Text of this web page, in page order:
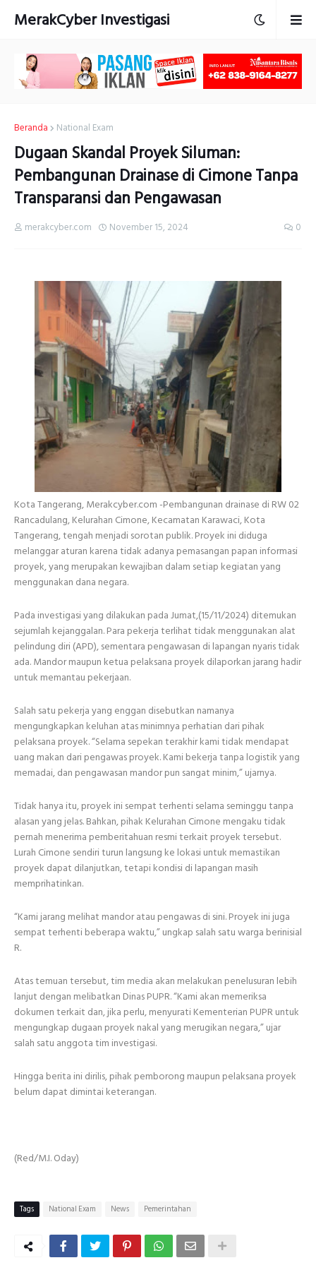
MerakCyber Investigasi
Beranda National Exam
Dugaan Skandal Proyek Siluman:
Pembangunan Drainase di Cimone Tanpa
Transparansi dan Pengawasan
merakcyber.com November 15, 2024 0
Kota Tangerang, Merakcyber.com -Pembangunan drainase di RW 02
Rancadulang, Kelurahan Cimone, Kecamatan Karawaci, Kota
Tangerang, tengah menjadi sorotan publik. Proyek ini diduga
melanggar aturan karena tidak adanya pemasangan papan informasi
proyek, yang merupakan kewajiban dalam setiap kegiatan yang
menggunakan dana negara.
Pada investigasi yang dilakukan pada Jumat,(15/11/2024) ditemukan
sejumlah kejanggalan. Para pekerja terlihat tidak menggunakan alat
pelindung diri (APD), sementara pengawasan di lapangan nyaris tidak
ada. Mandor maupun ketua pelaksana proyek dilaporkan jarang hadir
untuk memantau pekerjaan.
Salah satu pekerja yang enggan disebutkan namanya
mengungkapkan keluhan atas minimnya perhatian dari pihak
pelaksana proyek. “Selama sepekan terakhir kami tidak mendapat
uang makan dari pengawas proyek. Kami bekerja tanpa logistik yang
memadai, dan pengawasan mandor pun sangat minim,” ujarnya.
Tidak hanya itu, proyek ini sempat terhenti selama seminggu tanpa
alasan yang jelas. Bahkan, pihak Kelurahan Cimone mengaku tidak
pernah menerima pemberitahuan resmi terkait proyek tersebut.
Lurah Cimone sendiri turun langsung ke lokasi untuk memastikan
proyek dapat dilanjutkan, tetapi kondisi di lapangan masih
memprihatinkan.
“Kami jarang melihat mandor atau pengawas di sini. Proyek ini juga
sempat terhenti beberapa waktu,” ungkap salah satu warga berinisial
R.
Atas temuan tersebut, tim media akan melakukan penelusuran lebih
lanjut dengan melibatkan Dinas PUPR. “Kami akan memeriksa
dokumen terkait dan, jika perlu, menyurati Kementerian PUPR untuk
mengungkap dugaan proyek nakal yang merugikan negara,” ujar
salah satu anggota tim investigasi.
Hingga berita ini dirilis, pihak pemborong maupun pelaksana proyek
belum dapat dimintai keterangan.
(Red/M.I. Oday)
Tags National Exam News Pemerintahan